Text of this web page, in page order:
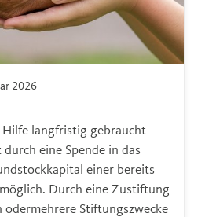
2026
langfristig gebraucht
eine Spende in das
einer bereits
Durch eine Zustiftung
odermehrere Stiftungszwecke